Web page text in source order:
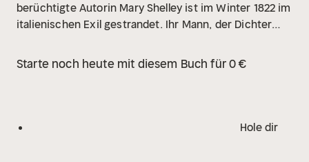
berüchtigte Autorin Mary Shelley ist im Winter 1822 im
italienischen Exil gestrandet. Ihr Mann, der Dichter
Doch gibt es Zweifel, ob bei seinem Tod alles mit
Verhängnis? Mittels der visionären Kunst der
Starte noch heute mit diesem Buch für 0 €
Hole dir